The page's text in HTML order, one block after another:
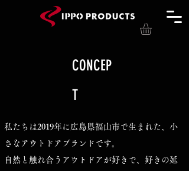
CONCEP
T
私たちは2019年に広島県福山市で生まれた、小
さなアウトドアブランドです。
自然と触れ合うアウトドアが好きで、好きの延